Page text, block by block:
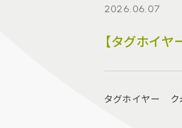
2026.06.07
【タグホイ
タグホイヤー ク